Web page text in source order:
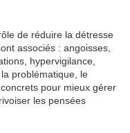
de réduire la détresse
associés : angoisses,
hypervigilance,
problématique, le
pour mieux gérer
les pensées